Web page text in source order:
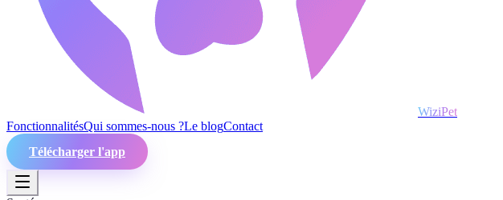
WiziPet
FonctionnalitésQui sommes-nous ?Le blogContact
Télécharger l'app